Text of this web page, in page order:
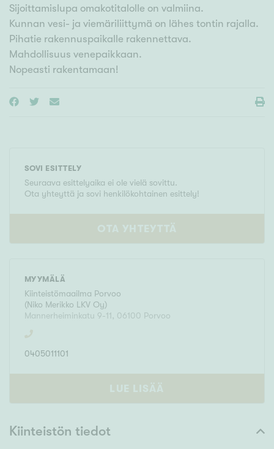
Sijoittamislupa omakotitalolle on valmiina.
Kunnan vesi- ja viemäriliittymä on lähes tontin rajalla.
Pihatie rakennuspaikalle rakennettava.
Mahdollisuus venepaikkaan.
Nopeasti rakentamaan!
SOVI ESITTELY
Seuraava esittelyaika ei ole vielä sovittu.
Ota yhteyttä ja sovi henkilökohtainen esittely!
OTA YHTEYTTÄ
MYYMÄLÄ
Kiinteistömaailma Porvoo
(Niko Merikko LKV Oy)
Mannerheiminkatu 9-11 , 06100 Porvoo
0405011101
LUE LISÄÄ
Kiinteistön tiedot